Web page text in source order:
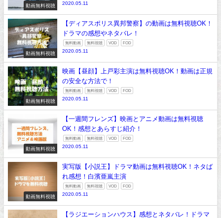
動画無料視聴 2020.05.11
動画無料視聴
【ディアスポリス異邦警察】の動画は無料視聴OK！
ドラマの感想やネタバレ！
無料動画 無料視聴 VOD FOD
2020.05.11
動画無料視聴
映画【昼顔】上戸彩主演は無料視聴OK！動画は正規
の安全な方法で！
無料動画 無料視聴 VOD FOD
2020.05.11
動画無料視聴
【一週間フレンズ】映画とアニメ動画は無料視聴
OK！感想とあらすじ紹介！
無料動画 無料視聴 VOD FOD
2020.05.11
動画無料視聴
実写版【小説王】ドラマ動画は無料視聴OK！ネタば
れ感想！白濱亜嵐主演
無料動画 無料視聴 VOD FOD
2020.05.11
【ラジエーションハウス】感想とネタバレ！ドラマ